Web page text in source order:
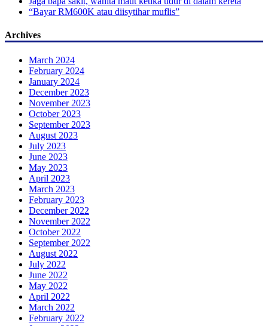
“Bayar RM600K atau diisytihar muflis”
Archives
March 2024
February 2024
January 2024
December 2023
November 2023
October 2023
September 2023
August 2023
July 2023
June 2023
May 2023
April 2023
March 2023
February 2023
December 2022
November 2022
October 2022
September 2022
August 2022
July 2022
June 2022
May 2022
April 2022
March 2022
February 2022